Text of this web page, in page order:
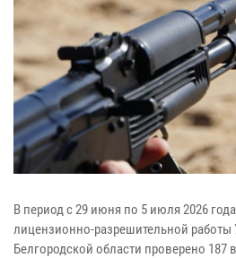
В период с 29 июня по 5 июля 2026
лицензионно-разрешительной работы
Белгородской области проверено 187